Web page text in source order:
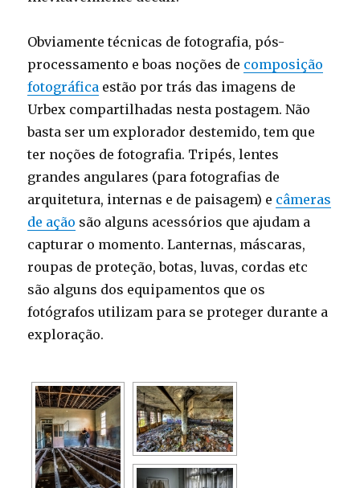
Obviamente técnicas de fotografia, pós-
processamento e boas noções de composição
fotográfica estão por trás das imagens de
Urbex compartilhadas nesta postagem. Não
basta ser um explorador destemido, tem que
ter noções de fotografia. Tripés, lentes
grandes angulares (para fotografias de
arquitetura, internas e de paisagem) e câmeras
de ação são alguns acessórios que ajudam a
capturar o momento. Lanternas, máscaras,
roupas de proteção, botas, luvas, cordas etc
são alguns dos equipamentos que os
fotógrafos utilizam para se proteger durante a
exploração.